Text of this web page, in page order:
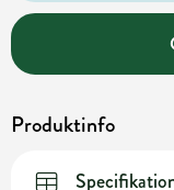
Produktinfo